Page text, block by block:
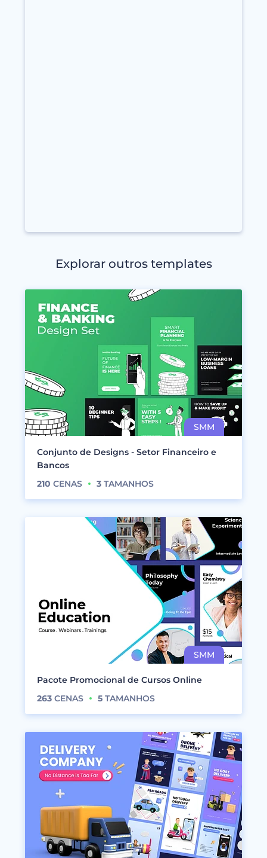
Explorar outros templates
Conjunto de Designs - Setor Financeiro e
Bancos
210 CENAS 3 TAMANHOS
Pacote Promocional de Cursos Online
263 CENAS 5 TAMANHOS